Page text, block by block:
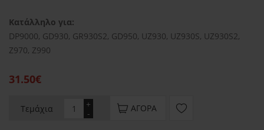
Κατάλληλο για:
DP9000, GD930, GR930S2, GD950, UZ930, UZ930S, UZ930S2,
Z970, Z990
31.50€
Τεμάχια -
+ ΑΓΟΡΆ